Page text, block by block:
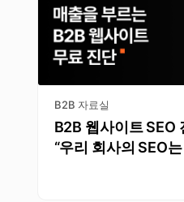
B2B 자료실
B2B 웹사이트 SEO
“우리 회사의 SEO